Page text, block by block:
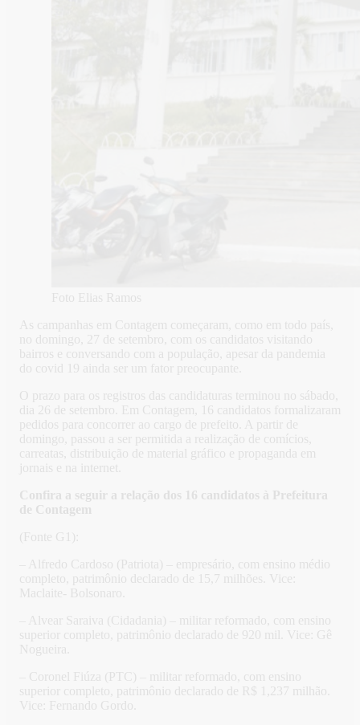
Foto Elias Ramos
As campanhas em Contagem começaram, como em todo país,
no domingo, 27 de setembro, com os candidatos visitando
bairros e conversando com a população, apesar da pandemia
do covid 19 ainda ser um fator preocupante.
O prazo para os registros das candidaturas terminou no sábado,
dia 26 de setembro. Em Contagem, 16 candidatos formalizaram
pedidos para concorrer ao cargo de prefeito. A partir de
domingo, passou a ser permitida a realização de comícios,
carreatas, distribuição de material gráfico e propaganda em
jornais e na internet.
Confira a seguir a relação dos 16 candidatos à Prefeitura
de Contagem
(Fonte G1):
– Alfredo Cardoso (Patriota) – empresário, com ensino médio
completo, patrimônio declarado de 15,7 milhões. Vice:
Maclaite- Bolsonaro.
– Alvear Saraiva (Cidadania) – militar reformado, com ensino
superior completo, patrimônio declarado de 920 mil. Vice: Gê
Nogueira.
– Coronel Fiúza (PTC) – militar reformado, com ensino
superior completo, patrimônio declarado de R$ 1,237 milhão.
Vice: Fernando Gordo.